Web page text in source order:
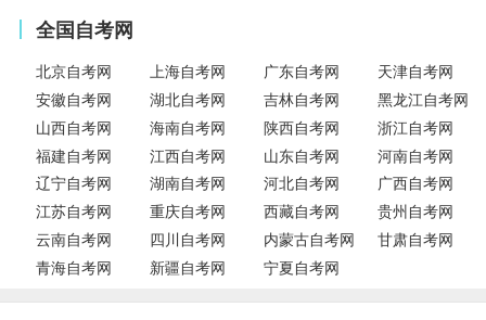
全国自考网
北京自考网 上海自考网 广东自考网
天津自考网
安徽自考网
湖北自考网 吉林自考网
黑龙江自考网
山西自考网
海南自考网 陕西自考网
浙江自考网
福建自考网
江西自考网 山东自考网
河南自考网
辽宁自考网
湖南自考网 河北自考网
广西自考网
江苏自考网
重庆自考网 西藏自考网
贵州自考网
云南自考网
四川自考网 内蒙古自考网
甘肃自考网
青海自考网
新疆自考网 宁夏自考网